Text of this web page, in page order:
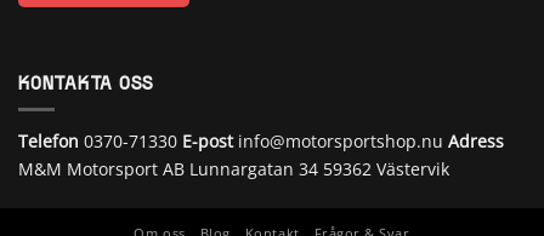
KONTAKTA OSS
Telefon 0370-71330 E-postinfo@motorsportshop.nu Adress
M&M Motorsport AB Lunnargatan 34 59362 Västervik